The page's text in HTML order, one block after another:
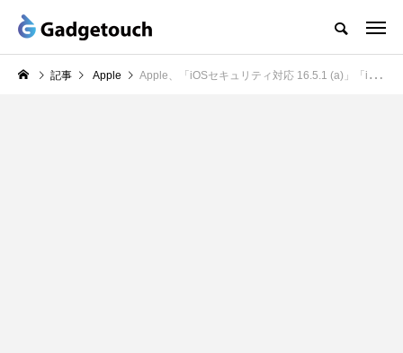
記事 Apple Apple、「iOSセキュリティ対応 16.5.1 (a)」「iPadOSセキュリティ対応 16.5.1(a)」をリリース